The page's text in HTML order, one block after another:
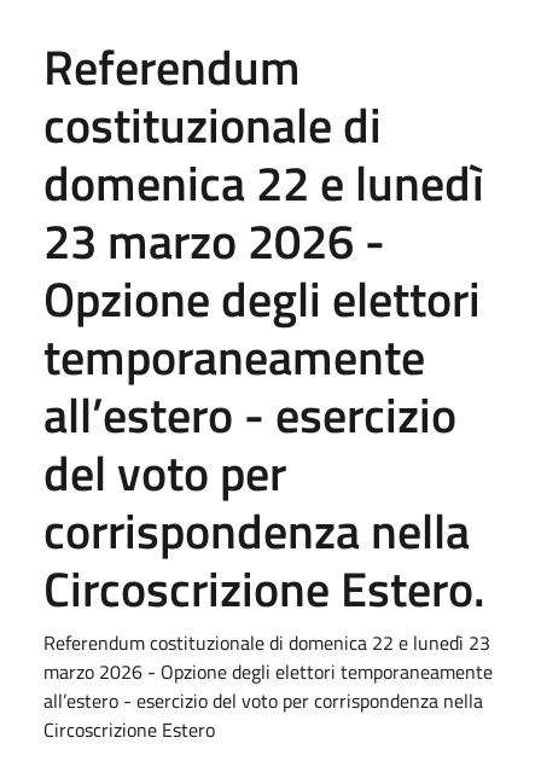
Referendum
costituzionale di
domenica 22 e lunedì
23 marzo 2026 -
Opzione degli elettori
temporaneamente
all’estero - esercizio
del voto per
corrispondenza nella
Circoscrizione Estero.
Referendum costituzionale di domenica 22 e lunedì 23
marzo 2026 - Opzione degli elettori temporaneamente
all’estero - esercizio del voto per corrispondenza nella
Circoscrizione Estero